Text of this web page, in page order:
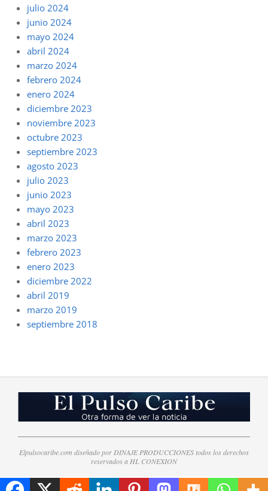
julio 2024
junio 2024
mayo 2024
abril 2024
marzo 2024
febrero 2024
enero 2024
diciembre 2023
noviembre 2023
octubre 2023
septiembre 2023
agosto 2023
julio 2023
junio 2023
mayo 2023
abril 2023
marzo 2023
febrero 2023
enero 2023
diciembre 2022
abril 2019
marzo 2019
septiembre 2018
Elpulsocaribe.com diseñado por DINAJE PRODUCCIONES todos los derechos
reservados a HL CONEXION